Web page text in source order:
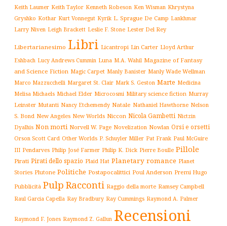
Keith Laumer Keith Taylor Kenneth Robeson Ken Wisman Khrystyna
Gryshko Kothar Kurt Vonnegut Kyrik L. Sprague De Camp Lankhmar
Larry Niven Leigh Brackett Leslie F. Stone Lester Del Rey
Libertarianesimo Libri Licantropi Lin Carter Lloyd Arthur
Eshbach Lucy Andrews Cummin Luna M.A. Wahil Magazine of Fantasy
and Science Fiction Magic Carpet Manly Banister Manly Wade Wellman
Marco Mazzucchelli Margaret St. Clair Mark S. Geston Marte Medicina
Melisa Michaels Michael Elder Microcosmi Military science fiction Murray
Leinster Mutanti Nancy Etchemendy Natale Nathaniel Hawthorne Nelson
S. Bond New Angeles New Worlds Niccon Nicola Gambetti Nictzin
Dyalhis Non morti Norvell W. Page Novelization Nowlan Orsi e orsetti
Orson Scott Card Other Worlds P. Schuyler Miller Pat Frank Paul McGuire
III Pendarves Philip José Farmer Philip K. Dick Pierre Boulle Pillole
Pirati Pirati dello spazio Plaid Hat Planetary romance Planet
Stories Plutone Politiche Postapocalittici Poul Anderson Premi Hugo
Pubblicità Pulp Racconti Raggio della morte Ramsey Campbell
Raul Garcia Capella Ray Bradbury Ray Cummings Raymond A. Palmer
Raymond F. Jones Raymond Z. Gallun Recensioni